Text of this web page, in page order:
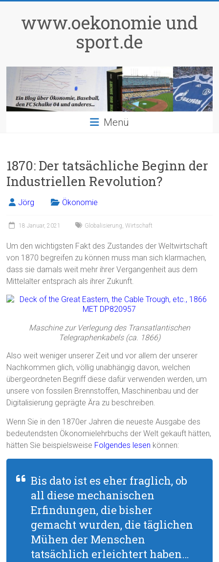
springenwww.oekonomie und
sport.de
Menü
1870: Der tatsächliche Beginn der
Industriellen Revolution?
Jörg Ökonomie
18 Januar, 2021 Globalisierung,Wirtschaft
Um den wichtigsten Fakt des Zustandes der Weltwirtschaft
von 1870 begreifen zu können muss man sich klarmachen,
dass sie damals weit mehr ihrer Vergangenheit aus dem
Mittelalter entsprach als ihrer Zukunft.
Maschine zur Verlegung des Transatlantischen
Telegraphenkabels (ca. 1866)
Also weit weniger unserer Zeit und vor allem der unserer
Nachkommen glich, völlig unabhängig davon, welchen
übergeordneten Begriff diese dafür verwenden werden, um
unsere von fossilen Brennstoffen, Maschinenbau und der
Digitalisierung geprägte Ära zu beschreiben.
Wenn Sie in den 1870er Jahren die neueste Ausgabe des
bedeutendsten Ökonomielehrbuchs der Welt gekauft hätten,
hätten Sie beispielsweise Folgendes lesen können:
Bis dato ist es eher fraglich, ob
all diese mechanischen
Erfindungen, die bisher
gemacht wurden, die täglichen
Mühen der Menschen
tatsächlich erleichtert haben…